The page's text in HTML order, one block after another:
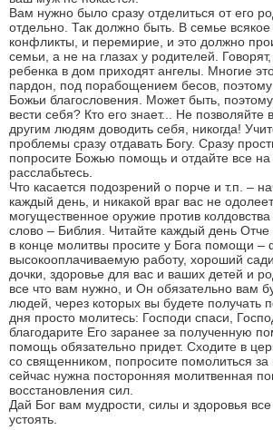
Вам нужно было сразу отделиться от его
отдельно. Так должно быть. В семье
конфликты, и перемирие, и это должно
семьи, а не на глазах у родителей.
ребенка в дом приходят ангелы. Многие
пардон, под порабощением бесов,
Божьи благословения. Может быть,
вести себя? Кто его знает... Не
другим людям доводить себя, никогда!
проблемы сразу отдавать Богу. Сразу
попросите Божью помощь и отдайте все
расслабьтесь.
Что касается подозрений о порче и т.п. –
каждый день, и никакой враг вас не
могущественное оружие против
слово – Библия. Читайте каждый день
в конце молитвы просите у Бога помощи –
высокооплачиваемую работу, хороший
дочки, здоровье для вас и ваших детей и
все что вам нужно, и Он обязательно вам
людей, через которых вы будете получать
дня просто молитесь: Господи спаси,
благодарите Его заранее за полученную
помощь обязательно придет. Сходите в
со священником, попросите помолиться за
сейчас нужна посторонняя молитвенная
восстановления сил.
Дай Бог вам мудрости, силы и здоровья
устоять.